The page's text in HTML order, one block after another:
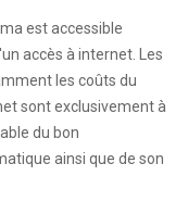
est accessible
accès à internet. Les
les coûts du
sont exclusivement à
du bon
ainsi que de son